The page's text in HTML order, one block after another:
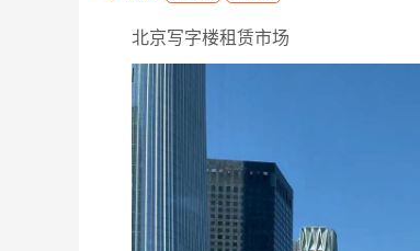
北京写字楼租赁市场